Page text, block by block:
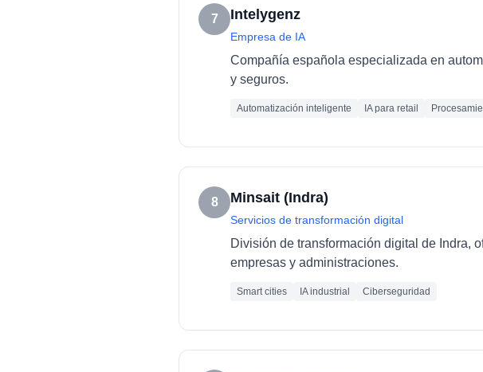
7 Intelygenz
Empresa de IA
Compañía española especializada en
y seguros.
Automatización inteligente IA para retail
8 Minsait (Indra)
Servicios de transformación digital
División de transformación digital de Indra,
empresas y administraciones.
Smart cities IA industrial Ciberseguridad